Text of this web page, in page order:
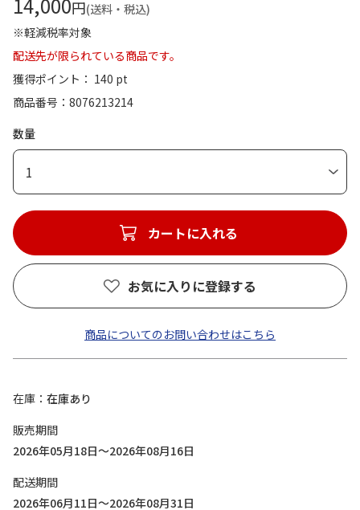
円(送料・税込)
※軽減税率対象
配送先が限られている商品です。
獲得ポイント： 140 pt
商品番号
8076213214
数量
1
カートに入れる
お気に入りに登録する
商品についてのお問い合わせはこちら
在庫
在庫あり
販売期間
2026年05月18日～2026年08月16日
配送期間
2026年06月11日～2026年08月31日